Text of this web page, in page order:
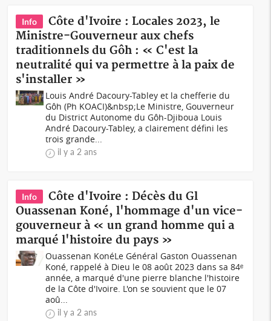
Info
Côte d'Ivoire : Locales 2023, le
Ministre-Gouverneur aux chefs
traditionnels du Gôh : « C'est la
neutralité qui va permettre à la paix de
s'installer »
Louis André Dacoury-Tabley et la chefferie du
Gôh (Ph KOACI)&nbsp;Le Ministre, Gouverneur
du District Autonome du Gôh-Djiboua Louis
André Dacoury-Tabley, a clairement défini les
trois grande...
il y a 2 ans
Info
Côte d'Ivoire : Décès du Gl
Ouassenan Koné, l'hommage d'un vice-
gouverneur à « un grand homme qui a
marqué l'histoire du pays »
Ouassenan KonéLe Général Gaston Ouassenan
Koné, rappelé à Dieu le 08 août 2023 dans sa 84ᵉ
année, a marqué d'une pierre blanche l'histoire
de la Côte d'Ivoire. L'on se souvient que le 07
aoû...
il y a 2 ans